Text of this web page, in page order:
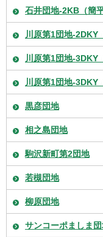
石井団地-2KB（簡平
川原第1団地-2DKY
川原第1団地-3DKY
川原第1団地-3DKY
黒彦団地
相之島団地
駒沢新町第2団地
若槻団地
柳原団地
サンコーポましま